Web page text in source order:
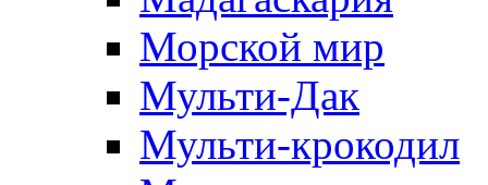
Морской мир
Мульти-Дак
Мульти-крокодил